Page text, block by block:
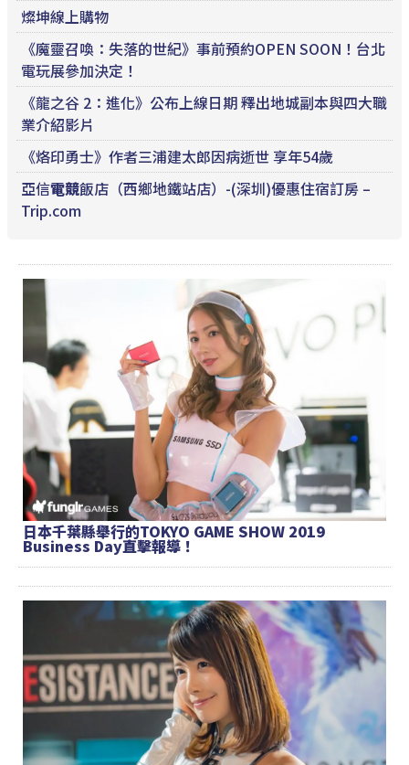
燦坤線上購物
《魔靈召喚：失落的世紀》事前預約OPEN SOON！台北
電玩展參加決定！
《龍之谷 2：進化》公布上線日期 釋出地城副本與四大職
業介紹影片
《烙印勇士》作者三浦建太郎因病逝世 享年54歲
亞信電競飯店（西鄉地鐵站店）-(深圳)優惠住宿訂房 –
Trip.com
日本千葉縣舉行的TOKYO GAME SHOW 2019
Business Day直擊報導！